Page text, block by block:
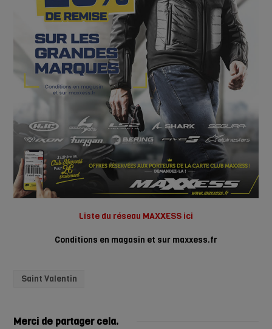
Liste du réseau MAXXESS ici
Conditions en magasin et sur maxxess.fr
Saint Valentin
Merci de partager cela.